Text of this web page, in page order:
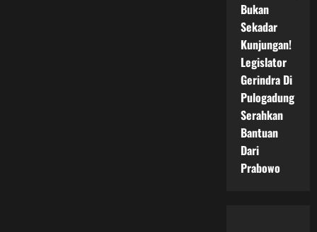
Bukan
Sekadar
Kunjungan!
Legislator
Gerindra Di
Pulogadung
Serahkan
Bantuan
Dari
Prabowo